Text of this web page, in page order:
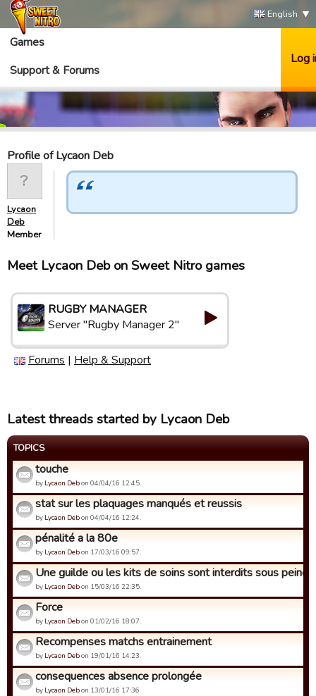
English
Games
Support & Forums
Log
Profile of Lycaon Deb
Lycaon
Deb
Member
Meet Lycaon Deb on Sweet Nitro games
RUGBY MANAGER
Server "Rugby Manager 2"
Forums | Help & Support
Latest threads started by Lycaon Deb
TOPICS
touche
by Lycaon Debon 04/04/16 12:45.
stat sur les plaquages manqués et reussis
by Lycaon Debon 04/04/16 12:24.
pénalité a la 80e
by Lycaon Debon 17/03/16 09:57.
Une guilde ou les kits de soins sont interdits sous peine
by Lycaon Debon 15/03/16 22:35.
Force
by Lycaon Debon 01/02/16 18:07.
Recompenses matchs entrainement
by Lycaon Debon 19/01/16 14:23.
consequences absence prolongée
by Lycaon Debon 13/01/16 17:36.